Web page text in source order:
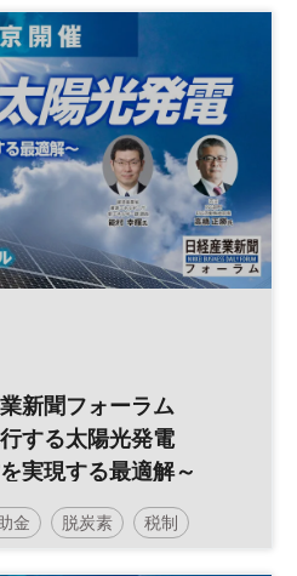
ネルギー 参加無料
新聞フォーラム
する太陽光発電
実現する最適解～
金 脱炭素 税制